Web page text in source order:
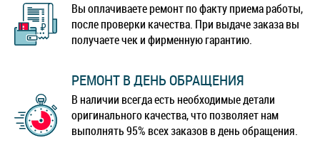
Вы оплачиваете ремонт по факту приема работы,
после проверки качества. При выдаче заказа вы
получаете чек и фирменную гарантию.
РЕМОНТ В ДЕНЬ ОБРАЩЕНИЯ
В наличии всегда есть необходимые детали
оригинального качества, что позволяет нам
выполнять 95% всех заказов в день обращения.